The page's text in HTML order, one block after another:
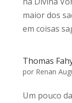
maior dos
em coisas
Thomas
por Renan
Um pouco